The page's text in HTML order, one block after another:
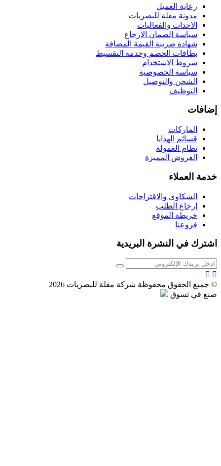
رعاية العميل
مدونة مقلة للبصريات
الاحداث والفعاليات
سياسة الضمان الارجاع
شهادة ضريبة القيمة المضافة
بطاقات الخصم وخدمة التقسيط
شروط الاستخدام
سياسة الخصوصية
الشحن والتوصيل
التوظيف
إضافات
الماركات
قسائم الهدايا
نظام العمولة
العروض المميزة
خدمة العملاء
الشكاوى والاقتراحات
إرجاع الطلب
خريطة الموقع
فروعنا
اشترك في النشرة البريدية
© جميع الحقوق محفوظة شركة مقلة للبصريات 2026
صنع في تسوق